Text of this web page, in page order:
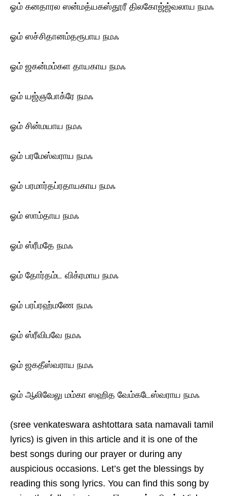
ஓம் கனதாரல ஸன்மத்யகஸ்தூரீ திலகோஜ்ஜ்வலாய ந‌மஃ
ஓம் ஸச்சிதானம்தரூபாய ந‌மஃ
ஓம் ஜகன்மம்கள தாயகாய ந‌மஃ
ஓம் யஜ்ஞபோக்ரே ந‌மஃ
ஓம் சின்மயாய ந‌மஃ
ஓம் பரமேஸ்வராய ந‌மஃ
ஓம் பரமார்தப்ரதாயகாய ந‌மஃ
ஓம் ஸாம்தாய ந‌மஃ
ஓம் ஸ்ரீமதே ந‌மஃ
ஓம் தோர்தம்ட விக்ரமாய ந‌மஃ
ஓம் பரப்ரஹ்மணே ந‌மஃ
ஓம் ஸ்ரீவிபவே ந‌மஃ
ஓம் ஜகதீஸ்வராய ந‌மஃ
ஓம் ஆலிவேலு மம்கா ஸஹித வேம்கடேஸ்வராய ந‌மஃ
(sree venkateswara ashtottara sata namavali tamil
lyrics) is given in this article and it is one of the
best songs during our prayer or during any
auspicious occasions. Let’s get the blessings by
reading this song lyrics. You can find this song by